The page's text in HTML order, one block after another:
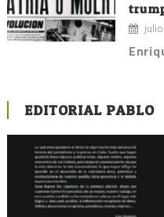
EDITORIAL PABLO